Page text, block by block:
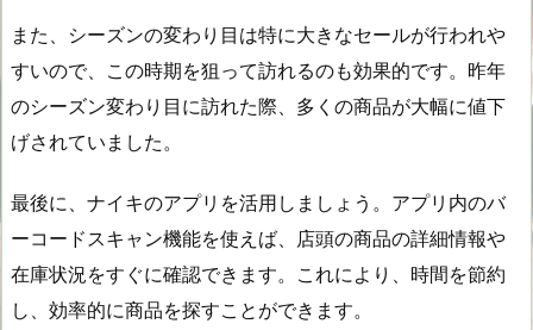
また、シーズンの変わり目は特に大きなセールが行われや
すいので、この時期を狙って訪れるのも効果的です。昨年
のシーズン変わり目に訪れた際、多くの商品が大幅に値下
げされていました。
最後に、ナイキのアプリを活用しましょう。アプリ内のバ
ーコードスキャン機能を使えば、店頭の商品の詳細情報や
在庫状況をすぐに確認できます。これにより、時間を節約
し、効率的に商品を探すことができます。